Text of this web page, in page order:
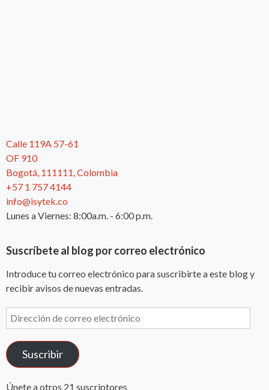
Calle 119A 57-61
OF 910
Bogotá, 111111, Colombia
+57 1 757 4144
info@isytek.co
Lunes a Viernes: 8:00a.m. - 6:00 p.m.
Suscríbete al blog por correo electrónico
Introduce tu correo electrónico para suscribirte a este blog y
recibir avisos de nuevas entradas.
Dirección
de
correo
electrónico
Suscribir
Únete a otros 21 suscriptores